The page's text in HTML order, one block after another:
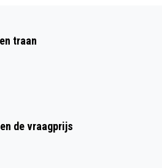
VELEN
traan
de vraagprijs